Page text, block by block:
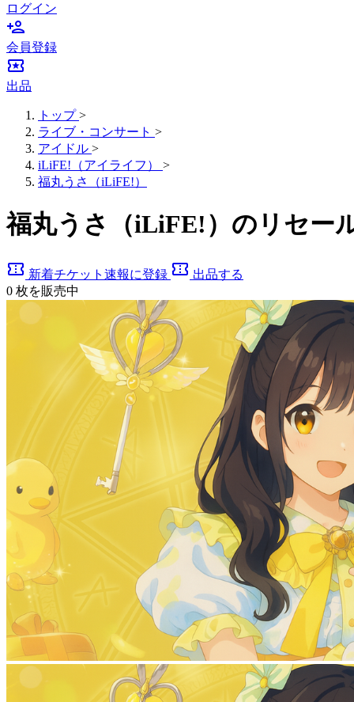
ログイン
person_add
会員登録
local_activity
出品
トップ >
ライブ・コンサート >
アイドル >
iLiFE!（アイライフ）
>
福丸うさ（iLiFE!）
福丸うさ（iLiFE!）のリセー
confirmation_number 新着チケット速報に登録 confirmation_number 出品する
0 枚を販売中